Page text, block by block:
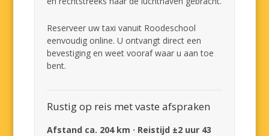
Reserveer uw taxi vanuit Roodeschool
eenvoudig online. U ontvangt direct een
bevestiging en weet vooraf waar u aan toe
bent.
Rustig op reis met vaste afspraken
Afstand ca. 204 km · Reistijd ±2 uur 43